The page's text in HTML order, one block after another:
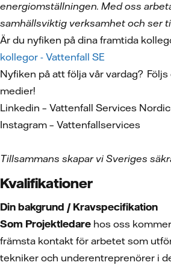
energiomställningen. Med oss
samhällsviktig verksamhet och ser
Är du nyfiken på dina framtida
kollegor - Vattenfall SE
Nyfiken på att följa vår vardag?
medier!
Linkedin – Vattenfall Services
Instagram – Vattenfallservices
Tillsammans skapar vi Sveriges
Kvalifikationer
Din bakgrund / Kravspecifikation
Som Projektledare hos oss
främsta kontakt för arbetet som
tekniker och underentreprenörer i